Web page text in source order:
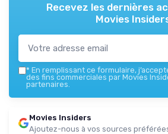
Recevez les dernières
Movies
* En remplissant ce formulaire,
des fins commerciales par Movies
partenaires.
Movies Insiders
Ajoutez-nous à vos sources